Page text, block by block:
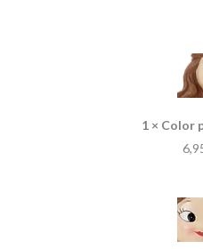
1 × Color